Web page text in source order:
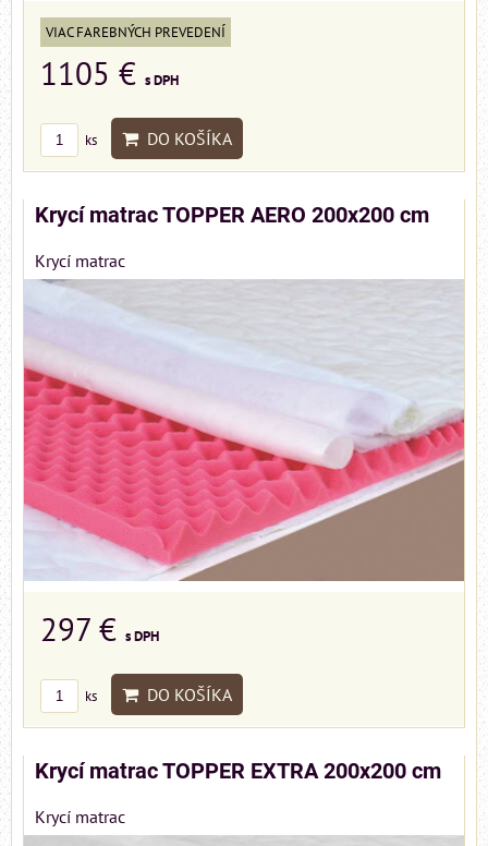
VIAC FAREBNÝCH PREVEDENÍ
1105 € s DPH
ks DO KOŠÍKA
Krycí matrac TOPPER AERO 200x200 cm
Krycí matrac
297 € s DPH
ks DO KOŠÍKA
Krycí matrac TOPPER EXTRA 200x200 cm
Krycí matrac